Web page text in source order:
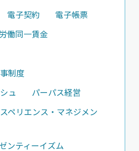
電子契約
電子帳票
働同一賃金
制度
ュ
パーパス経営
ペリエンス・マネジメン
ンティーイズム